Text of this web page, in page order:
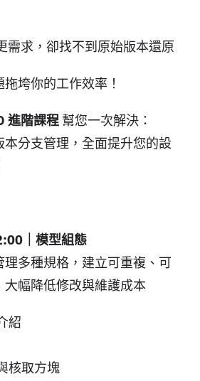
需求，卻找不到原始版本還原
垮你的工作效率！
進階課程 幫您一次解決：
分支管理，全面提升您的設
｜模型組態
理多種規格，建立可重複、可
幅降低修改與維護成本
紹
核取方塊